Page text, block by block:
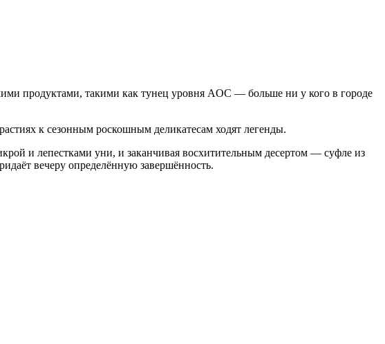
продуктами, такими как тунец уровня AOC — больше ни у кого в городе
к сезонным роскошным деликатесам ходят легенды.
и лепестками уни, и заканчивая восхитительным десертом — суфле из
вечеру определённую завершённость.